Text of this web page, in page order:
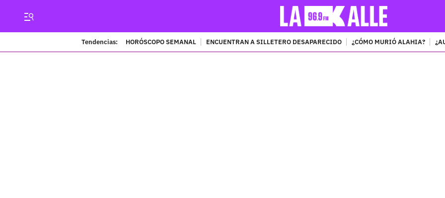
Tendencias: HORÓSCOPO SEMANAL ENCUENTRAN A SILLETERO DESAPARECIDO ¿CÓMO MURIÓ ALAHIA?